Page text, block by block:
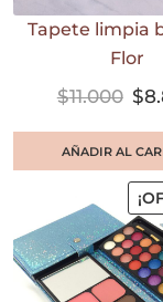
Tapete limpia
Flor
$11.000 $
AÑADIR AL